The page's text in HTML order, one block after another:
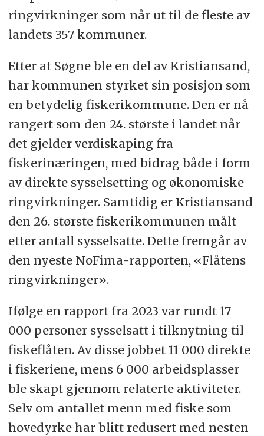
ringvirkninger som når ut til de fleste av
landets 357 kommuner.
Etter at Søgne ble en del av Kristiansand,
har kommunen styrket sin posisjon som
en betydelig fiskerikommune. Den er nå
rangert som den 24. største i landet når
det gjelder verdiskaping fra
fiskerinæringen, med bidrag både i form
av direkte sysselsetting og økonomiske
ringvirkninger. Samtidig er Kristiansand
den 26. største fiskerikommunen målt
etter antall sysselsatte. Dette fremgår av
den nyeste NoFima-rapporten, «Flåtens
ringvirkninger».
Ifølge en rapport fra 2023 var rundt 17
000 personer sysselsatt i tilknytning til
fiskeflåten. Av disse jobbet 11 000 direkte
i fiskeriene, mens 6 000 arbeidsplasser
ble skapt gjennom relaterte aktiviteter.
Selv om antallet menn med fiske som
hovedyrke har blitt redusert med nesten